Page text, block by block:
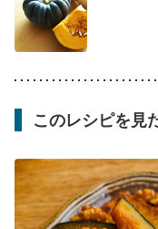
このレシピを見